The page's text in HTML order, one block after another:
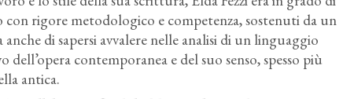
rigore metodologico e competenza, sostenuti da un
di sapersi avvalere nelle analisi di un linguaggio
contemporanea e del suo senso, spesso più
antica.